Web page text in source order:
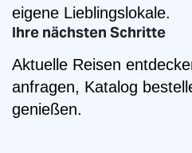
eigene Lieblingslokale.
Ihre nächsten Schritte
Aktuelle Reisen
anfragen, Katalog
genießen.